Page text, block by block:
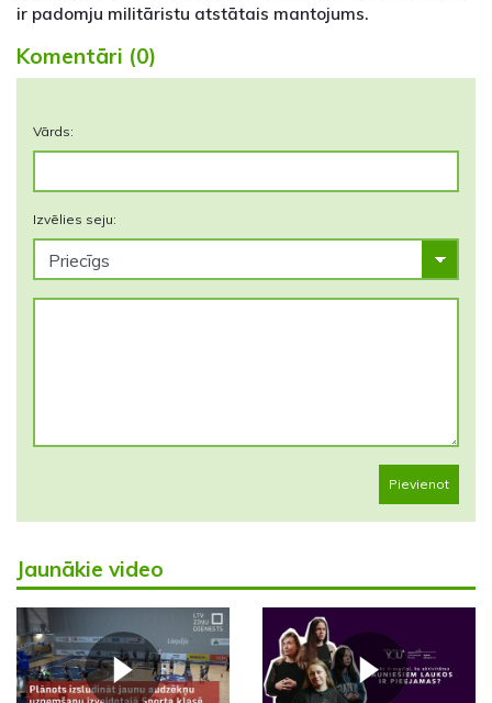
ir padomju militāristu atstātais mantojums.
Komentāri (0)
Vārds:
Izvēlies seju:
Pievienot
Jaunākie video